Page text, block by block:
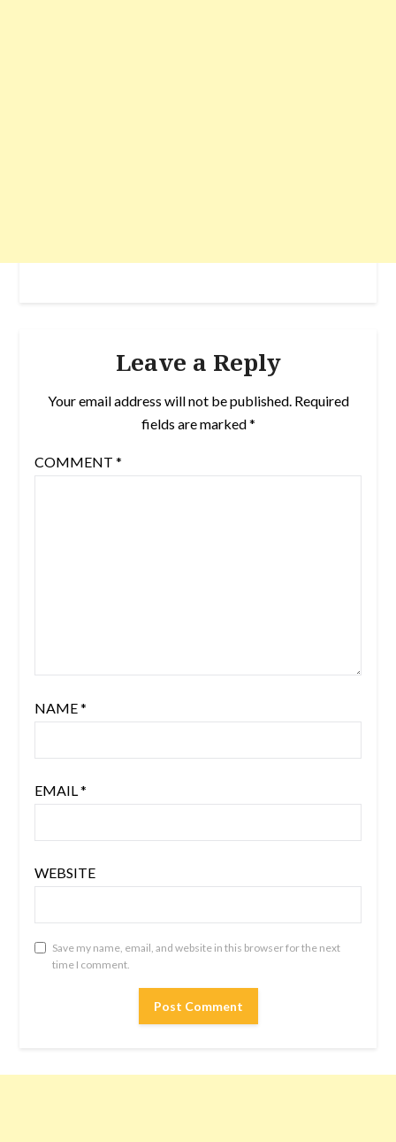
Leave a Reply
Your email address will not be published. Required
fields are marked*
COMMENT *
NAME*
EMAIL*
WEBSITE
Save my name, email, and website in this browser for the next
time I comment.